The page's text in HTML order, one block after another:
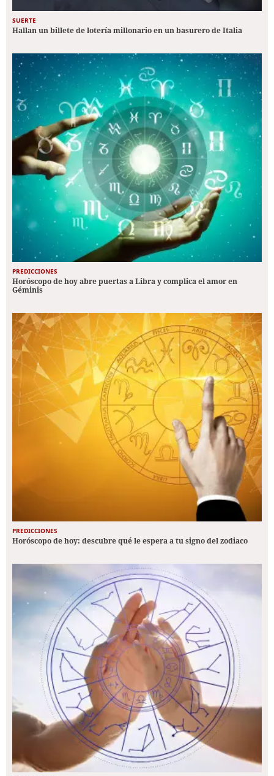
SUERTE
Hallan un billete de lotería millonario en un basurero de Italia
PREDICCIONES
Horóscopo de hoy abre puertas a Libra y complica el amor en
Géminis
PREDICCIONES
Horóscopo de hoy: descubre qué le espera a tu signo del zodiaco